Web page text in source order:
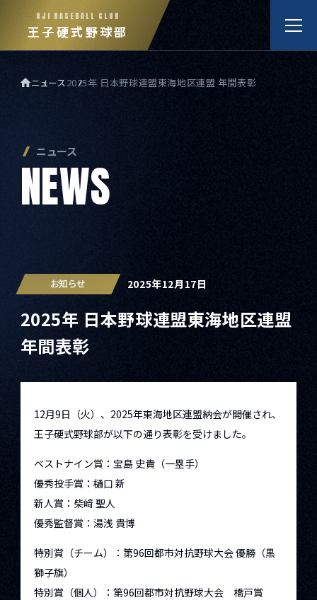
OJI BASEBALL CLUB
王子硬式野球部
ニュース2025年 日本野球連盟東海地区連盟 年間表彰
ニュース
NEWS
お知らせ 2025年12月17日
2025年 日本野球連盟東海地区連盟
年間表彰
12月9日（火）、2025年東海地区連盟納会が開催され、
王子硬式野球部が以下の通り表彰を受けました。
ベストナイン賞：宝島 史貴（一塁手）
優秀投手賞：樋口 新
新人賞：柴﨑 聖人
優秀監督賞：湯浅 貴博
特別賞（チーム）：第96回都市対抗野球大会 優勝（黒
獅子旗）
特別賞（個人）：第96回都市対抗野球大会 橋戸賞
王子硬式野球部ホーム
試合日程と結果
特集